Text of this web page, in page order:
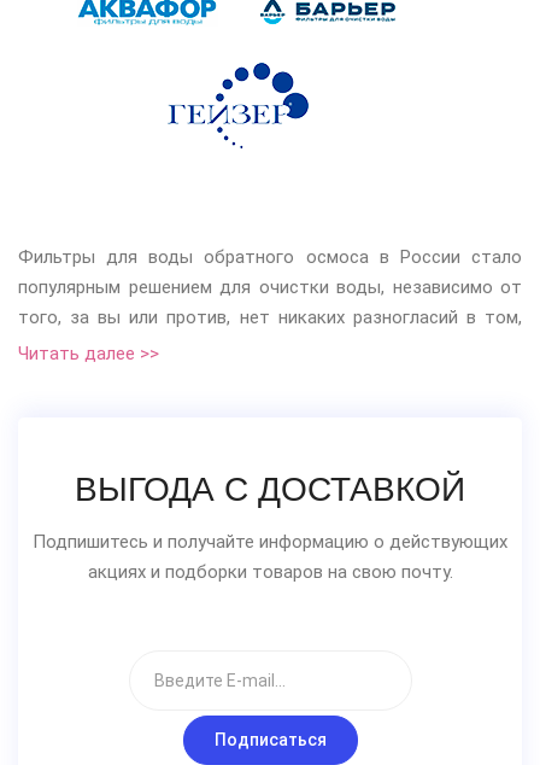
Фильтры для воды обратного осмоса в России стало
популярным решением для очистки воды, независимо от
того, за вы или против, нет никаких разногласий в том,
что в водоправоде мы стали получать далеко не
фтора и всех других вредных загрязнений, обнаруженных в
нашем водоснабжении.
Системы обратного осмоса делают водопроводную воду
безопасной для питья. В отличие от всех других методов
другие вредные вещества, мощный процесс очистки
воды, найденные в водопроводе.
Читать далее >>
ВЫГОДА С ДОСТАВКОЙ
Подпишитесь и получайте информацию о действующих
акциях и подборки товаров на свою почту.
Подписаться